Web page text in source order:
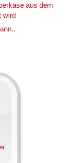
aus dem
wird